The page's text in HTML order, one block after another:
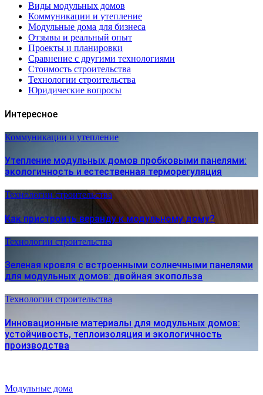
Виды модульных домов
Коммуникации и утепление
Модульные дома для бизнеса
Отзывы и реальный опыт
Проекты и планировки
Сравнение с другими технологиями
Стоимость строительства
Технологии строительства
Юридические вопросы
Интересное
Коммуникации и утепление
Утепление модульных домов пробковыми панелями:
экологичность и естественная терморегуляция
Технологии строительства
Как пристроить веранду к модульному дому?
Технологии строительства
Зеленая кровля с встроенными солнечными панелями
для модульных домов: двойная экопольза
Технологии строительства
Инновационные материалы для модульных домов:
устойчивость, теплоизоляция и экологичность
производства
Модульные дома